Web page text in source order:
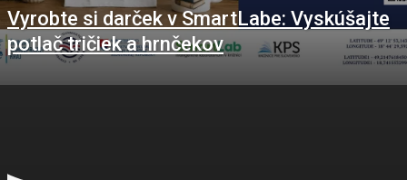
Vyrobte si darček v SmartLabe: Vyskúšajte
potlač tričiek a hrnčekov